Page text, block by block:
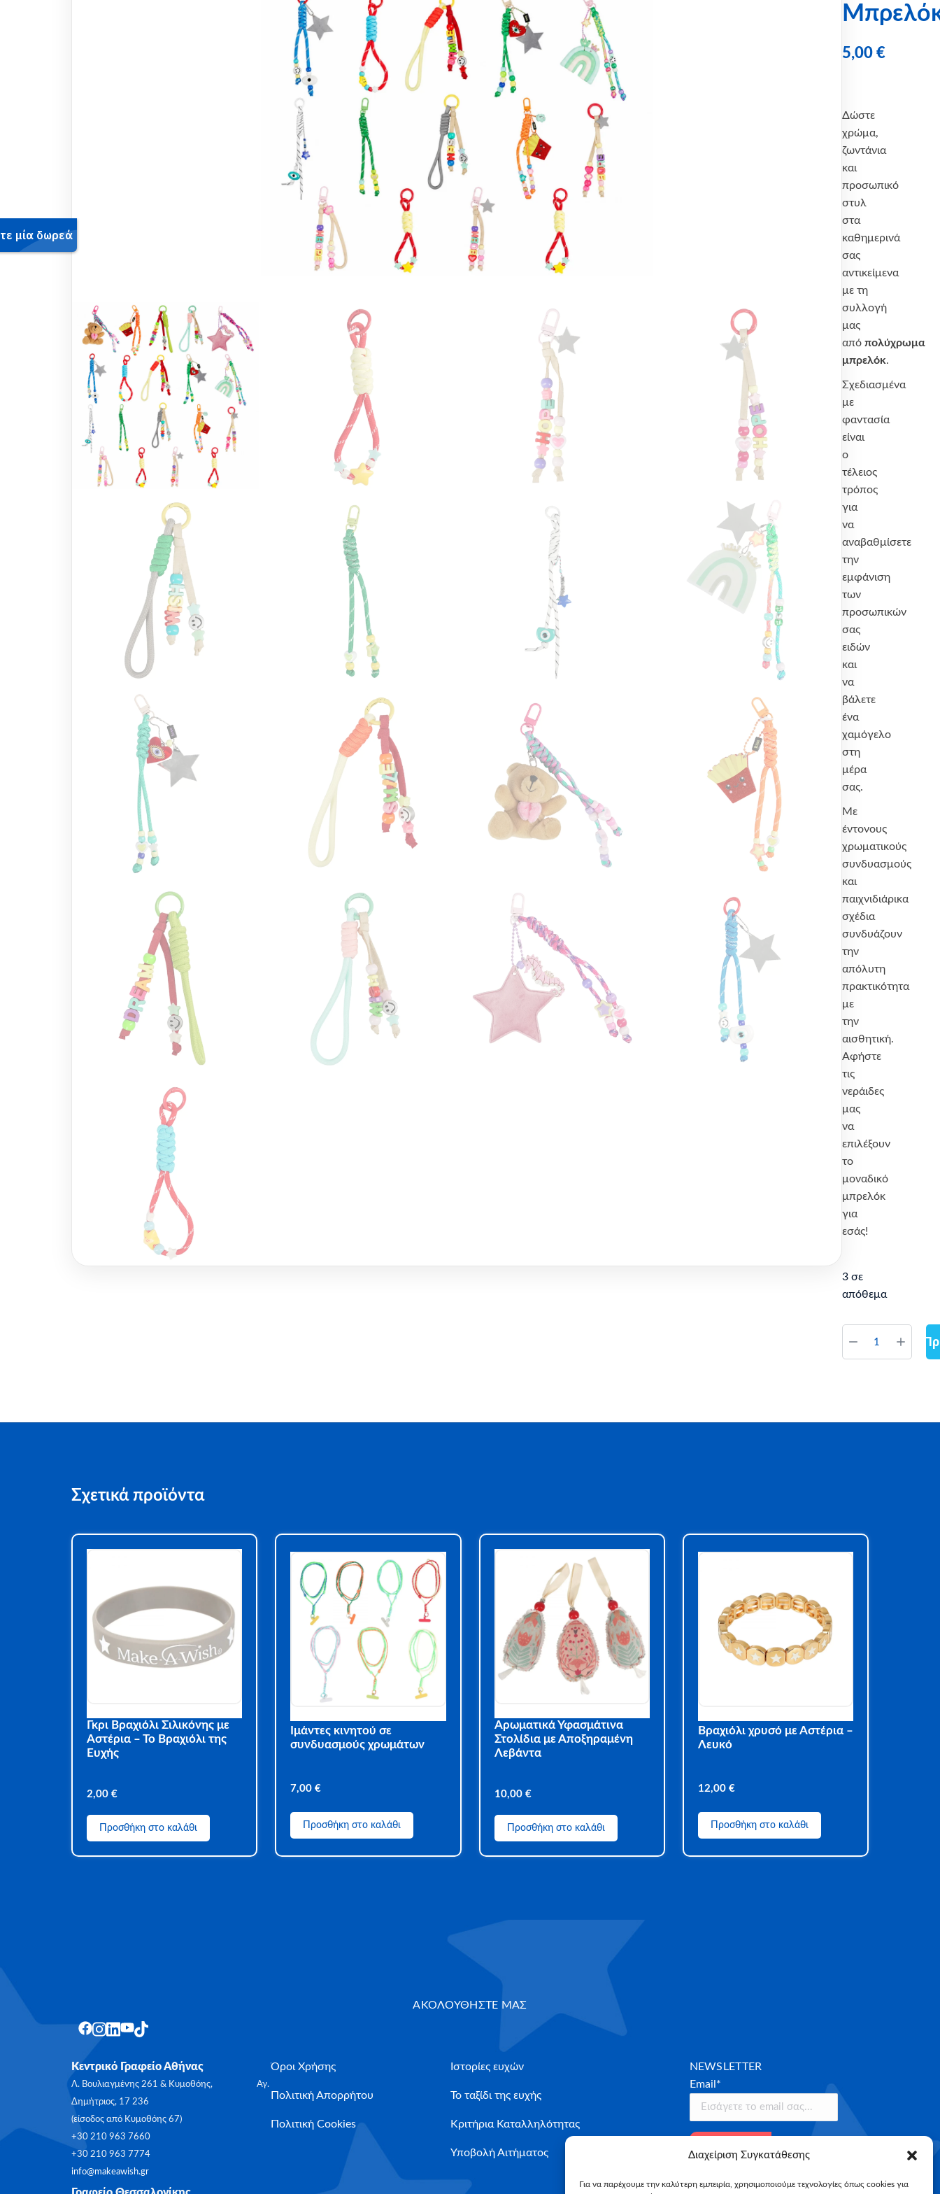
Διαχείριση Συγκατάθεσης
Για να παρέχουμε την καλύτερη εμπειρία, χρησιμοποιούμε τεχνολογίες όπως cookies για
5,00 €
Δώστε
χρώμα,
ζωντάνια
και
προσωπικό
στυλ
στα
καθημερινά
σας
αντικείμενα
με τη
συλλογή
μας
από πολύχρωμα
μπρελόκ.
Σχεδιασμένα
με
φαντασία
είναι
ο
τέλειος
τρόπος
για
να
αναβαθμίσετε
την
εμφάνιση
των
προσωπικών
σας
ειδών
και
να
βάλετε
ένα
χαμόγελο
στη
μέρα
σας.
Με
έντονους
χρωματικούς
συνδυασμούς
και
παιχνιδιάρικα
σχέδια
συνδυάζουν
την
απόλυτη
πρακτικότητα
με
την
αισθητική.
Αφήστε
τις
νεράιδες
μας
να
επιλέξουν
το
μοναδικό
μπρελόκ
για
εσάς!
3 σε
απόθεμα
Σχετικά προϊόντα
Γκρι Βραχιόλι Σιλικόνης με
Αστέρια – Το Βραχιόλι της
Ευχής
2,00 €
Προσθήκη στο καλάθι
Ιμάντες κινητού σε
συνδυασμούς χρωμάτων
7,00€
Προσθήκη στο καλάθι
Αρωματικά Υφασμάτινα
Στολίδια με Αποξηραμένη
Λεβάντα
10,00 €
Προσθήκη στο καλάθι
Βραχιόλι χρυσό με Αστέρια –
Λευκό
12,00 €
Προσθήκη στο καλάθι
ΑΚΟΛΟΥΘΗΣΤΕ ΜΑΣ
Κεντρικό Γραφείο Αθήνας
Λ. Βουλιαγμένης 261 & Κυμοθόης, Αγ.
Δημήτριος, 17 236
(είσοδος από Κυμοθόης 67)
+30 210 963 7660
+30 210 963 7774
info@makeawish.gr
Όροι Χρήσης
Πολιτική Απορρήτου
Πολιτική Cookies
Ιστορίες ευχών
Το ταξίδι της ευχής
Κριτήρια Καταλληλότητας
Υποβολή Αιτήματος
NEWSLETTER
Email*